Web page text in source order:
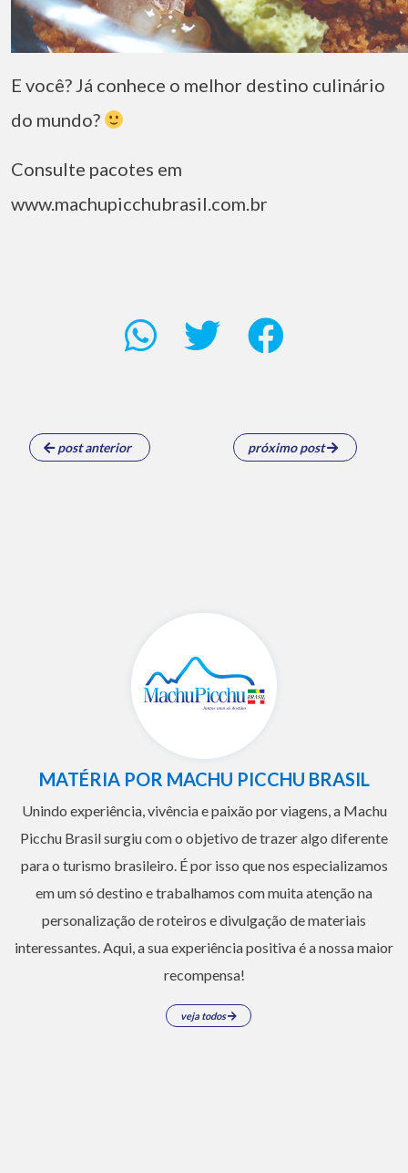
E você? Já conhece o melhor destino culinário
do mundo?
Consulte pacotes em
www.machupicchubrasil.com.br
post anterior próximo post
MATÉRIA POR MACHU PICCHU BRASIL
Unindo experiência, vivência e paixão por viagens, a Machu
Picchu Brasil surgiu com o objetivo de trazer algo diferente
para o turismo brasileiro. É por isso que nos especializamos
em um só destino e trabalhamos com muita atenção na
personalização de roteiros e divulgação de materiais
interessantes. Aqui, a sua experiência positiva é a nossa maior
recompensa!
veja todos